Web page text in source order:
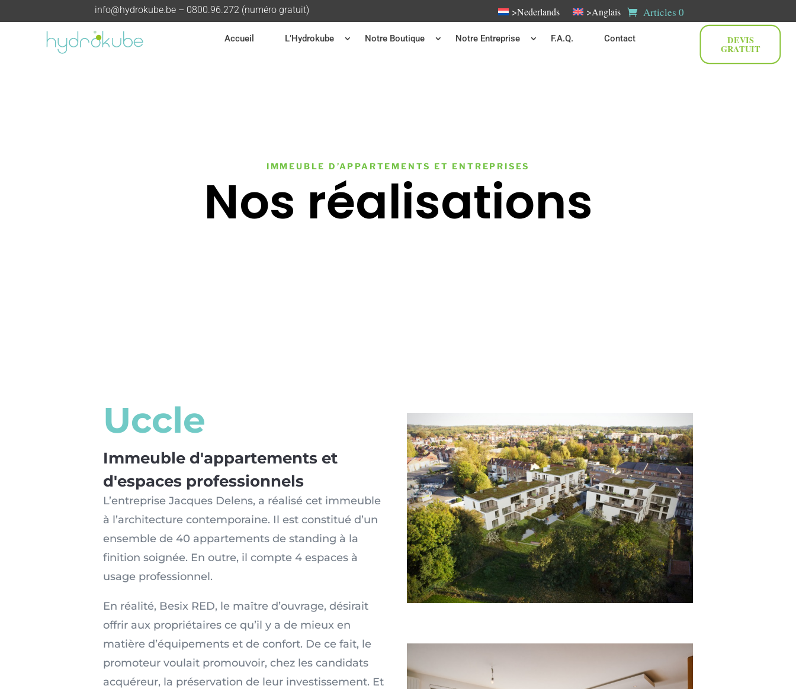
info@hydrokube.be – 0800.96.272 (numéro gratuit) >Nederlands >Anglais Articles 0
Accueil L’Hydrokube Notre Boutique Notre Entreprise F.A.Q. Contact DEVIS
GRATUIT
IMMEUBLE D’APPARTEMENTS ET ENTREPRISES
Nos réalisations
Uccle
Immeuble d'appartements et
d'espaces professionnels
L’entreprise Jacques Delens, a réalisé cet immeuble
à l’architecture contemporaine. Il est constitué d’un
ensemble de 40 appartements de standing à la
finition soignée. En outre, il compte 4 espaces à
usage professionnel.
En réalité, Besix RED, le maître d’ouvrage, désirait
offrir aux propriétaires ce qu’il y a de mieux en
matière d’équipements et de confort. De ce fait, le
promoteur voulait promouvoir, chez les candidats
acquéreur, la préservation de leur investissement. Et